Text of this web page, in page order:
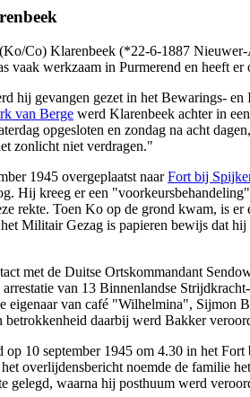
Co) Klarenbeek (*22-6-1887
vaak werkzaam in Purmerend en heeft
hij gevangen gezet in het Bewarings- en
van Berge werd Klarenbeek achter in
opgesloten en zondag na acht
zonlicht niet verdragen."
1945 overgeplaatst naarFort bij
Hij kreeg er een
rekte. Toen Ko op de grond kwam, is
Militair Gezag is papieren bewijs dat
met de Duitse Ortskommandant
van 13 Binnenlandse
eigenaar van café "Wilhelmina", Sijmon
daarbij werd Bakker
op 10 september 1945 om 4.30 in het
overlijdensbericht noemde de familie
gelegd, waarna hij posthuum werd